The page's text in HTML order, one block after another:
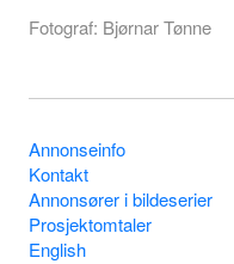
Fotograf: Bjørnar Tønne
Annonseinfo
Kontakt
Annonsører i bildeserier
Prosjektomtaler
English